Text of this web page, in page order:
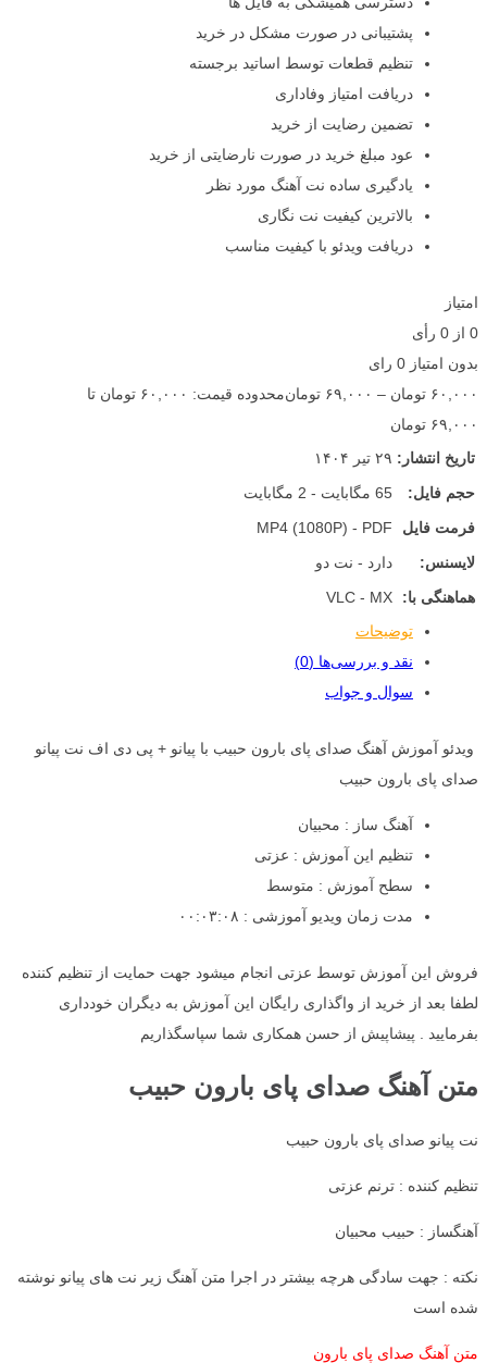
پشتیبانی در صورت مشکل در خرید
تنظیم قطعات توسط اساتید برجسته
دریافت امتیاز وفاداری
تضمین رضایت از خرید
عود مبلغ خرید در صورت نارضایتی از خرید
یادگیری ساده نت آهنگ مورد نظر
بالاترین کیفیت نت نگاری
دریافت ویدئو با کیفیت مناسب
امتیاز
0 از 0 رأی
بدون امتیاز 0 رای
۶۰,۰۰۰ تومان – ۶۹,۰۰۰ تومان
محدوده قیمت: ۶۰,۰۰۰ تومان تا
۶۹,۰۰۰ تومان
تاریخ انتشار: ۲۹ تیر ۱۴۰۴
حجم فایل:
65 مگابایت - 2 مگابایت
فرمت فایل
MP4 (1080P) - PDF
لایسنس:
دارد - نت دو
هماهنگی با:
VLC - MX
توضیحات
نقد و بررسی‌ها (0)
سوال و جواب
ویدئو آموزش آهنگ صدای پای بارون حبیب با پیانو + پی دی اف نت پیانو
صدای پای بارون حبیب
آهنگ ساز : محبیان
تنظیم این آموزش : عزتی
سطح آموزش : متوسط
مدت زمان ویدیو آموزشی : ۰۰:۰۳:۰۸
فروش این آموزش توسط عزتی انجام میشود جهت حمایت از تنظیم کننده
لطفا بعد از خرید از واگذاری رایگان این آموزش به دیگران خودداری
بفرمایید . پیشاپیش از حسن همکاری شما سپاسگذاریم
متن آهنگ صدای پای بارون حبیب
نت پیانو صدای پای بارون حبیب
تنظیم کننده : ترنم عزتی
آهنگساز : حبیب محبیان
نکته : جهت سادگی هرچه بیشتر در اجرا متن آهنگ زیر نت های پیانو نوشته
شده است
متن آهنگ صدای پای بارون